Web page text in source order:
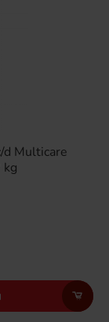
d Multicare
kg